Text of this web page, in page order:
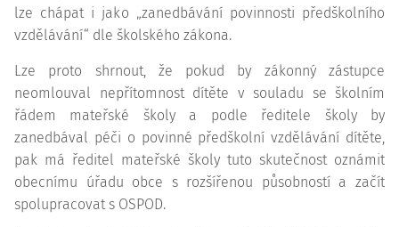
lze chápat i jako „zanedbávání povinnosti předškolního
vzdělávání“ dle školského zákona.
Lze proto shrnout, že pokud by zákonný zástupce
neomlouval nepřítomnost dítěte v souladu se školním
řádem mateřské školy a podle ředitele školy by
zanedbával péči o povinné předškolní vzdělávání dítěte,
pak má ředitel mateřské školy tuto skutečnost oznámit
obecnímu úřadu obce s rozšířenou působností a začít
spolupracovat s OSPOD.